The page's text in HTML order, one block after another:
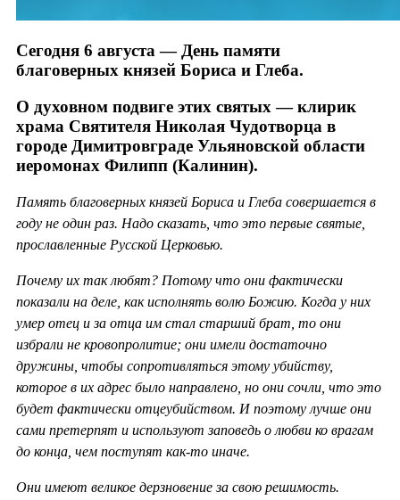
Сегодня 6 августа — День памяти
благоверных князей Бориса и Глеба.
О духовном подвиге этих святых — клирик
храма Святителя Николая Чудотворца в
городе Димитровграде Ульяновской области
иеромонах Филипп (Калинин).
Память благоверных князей Бориса и Глеба совершается в
году не один раз. Надо сказать, что это первые святые,
прославленные Русской Церковью.
Почему их так любят? Потому что они фактически
показали на деле, как исполнять волю Божию. Когда у них
умер отец и за отца им стал старший брат, то они
избрали не кровопролитие; они имели достаточно
дружины, чтобы сопротивляться этому убийству,
которое в их адрес было направлено, но они сочли, что это
будет фактически отцеубийством. И поэтому лучше они
сами претерпят и используют заповедь о любви ко врагам
до конца, чем поступят как-то иначе.
Они имеют великое дерзновение за свою решимость.